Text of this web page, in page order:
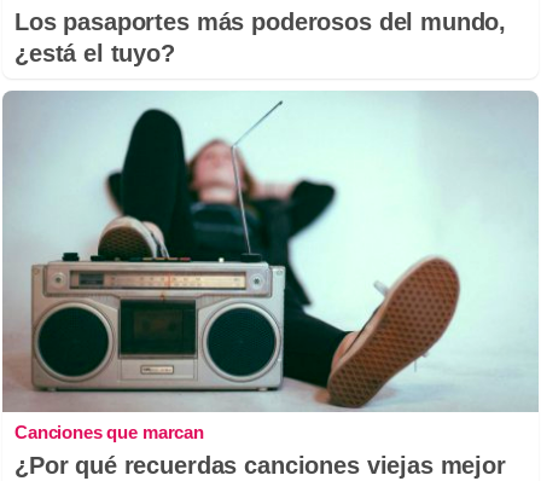
Los pasaportes más poderosos del mundo,
¿está el tuyo?
Canciones que marcan
¿Por qué recuerdas canciones viejas mejor